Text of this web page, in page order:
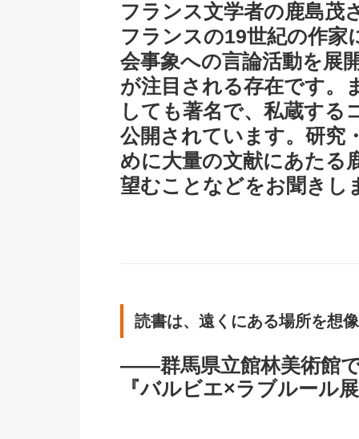
フランス文学者の鹿島茂
フランスの19世紀の作家
会事象への言論活動を展
が注目される存在です。
しても著名で、私蔵する
公開されています。研究
めに大量の文献にあたる
望むことなどをお聞きし
読書は、遠くにある場所を想
――群馬県立館林美術館
『バルビエ×ラブルール